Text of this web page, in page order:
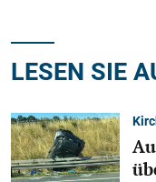
LESEN SIE